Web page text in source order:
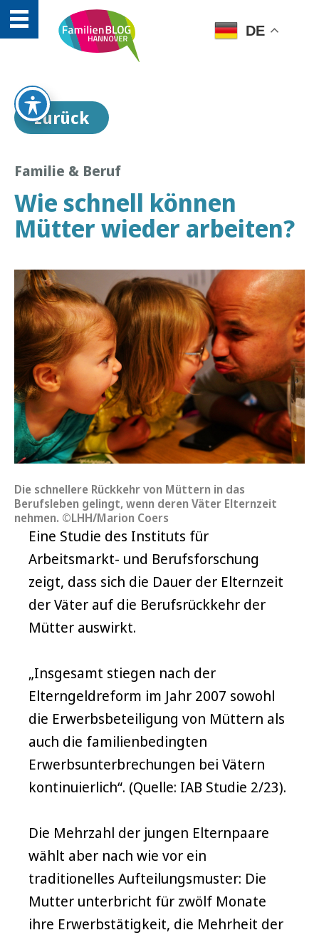
DE
zurück
Familie & Beruf
Wie schnell können
Mütter wieder arbeiten?
Die schnellere Rückkehr von Müttern in das
Berufsleben gelingt, wenn deren Väter Elternzeit
nehmen. ©LHH/Marion Coers
Eine Studie des Instituts für
Arbeitsmarkt- und Berufsforschung
zeigt, dass sich die Dauer der Elternzeit
der Väter auf die Berufsrückkehr der
Mütter auswirkt.
„Insgesamt stiegen nach der
Elterngeldreform im Jahr 2007 sowohl
die Erwerbsbeteiligung von Müttern als
auch die familienbedingten
Erwerbsunterbrechungen bei Vätern
kontinuierlich“. (Quelle: IAB Studie 2/23).
Die Mehrzahl der jungen Elternpaare
wählt aber nach wie vor ein
traditionelles Aufteilungsmuster: Die
Mutter unterbricht für zwölf Monate
ihre Erwerbstätigkeit, die Mehrheit der